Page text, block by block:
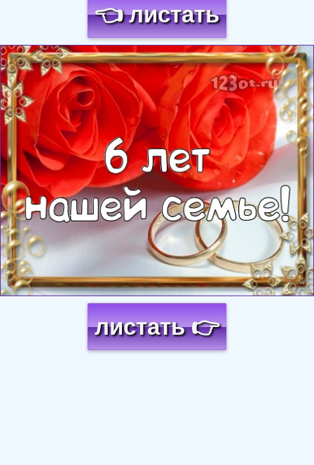
👈 листать
Загрузка картинки...
листать 👉